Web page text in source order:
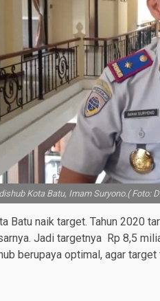
Kota Batu, Imam Suryono.( Foto:
Batu naik target. Tahun 2020
Jadi targetnya Rp 8,5
berupaya optimal, agar target